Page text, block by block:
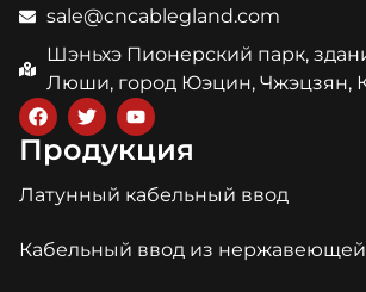
sale@cncablegland.com
Шэньхэ Пионерский парк,
Люши, город Юэцин, Чжэцзян,
Продукция
Латунный кабельный ввод
Кабельный ввод из нержавеющей